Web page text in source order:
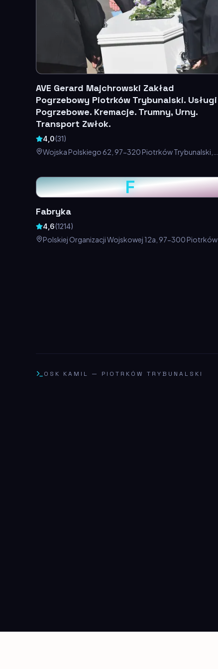
AVE Gerard Majchrowski Zakład
Pogrzebowy Piotrków Trybunalski. Usługi
Pogrzebowe. Kremacje. Trumny, Urny.
Transport Zwłok.
4,0(31)
Wojska Polskiego 62, 97-320 Piotrków Trybunalski,
F
Fabryka
4,6(1214)
Polskiej Organizacji Wojskowej 12a, 97-300 Piotrków
OSK KAMIL — PIOTRKÓW TRYBUNALSKI